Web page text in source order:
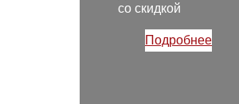
со скидкой
Подробнее